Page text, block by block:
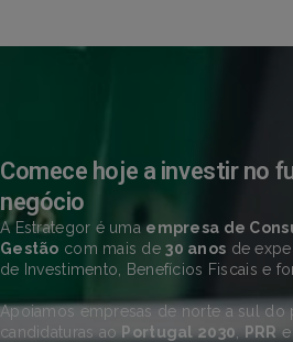
Comece hoje a investir no
negócio
A Estrategor é uma empresa de
Gestão com mais de30 anos de
de Investimento, Benefícios Fiscais e
Apoiamos empresas de norte a sul do
candidaturas ao Portugal 2030 PRR